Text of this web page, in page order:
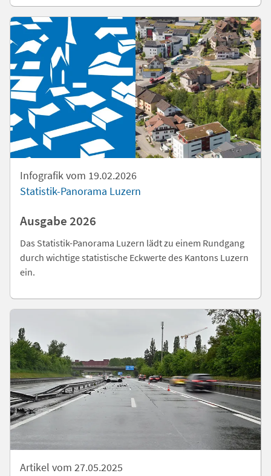
Infografik vom 19.02.2026
Statistik-Panorama Luzern
Ausgabe 2026
Das Statistik-Panorama Luzern lädt zu einem Rundgang
durch wichtige statistische Eckwerte des Kantons Luzern
ein.
Artikel vom 27.05.2025